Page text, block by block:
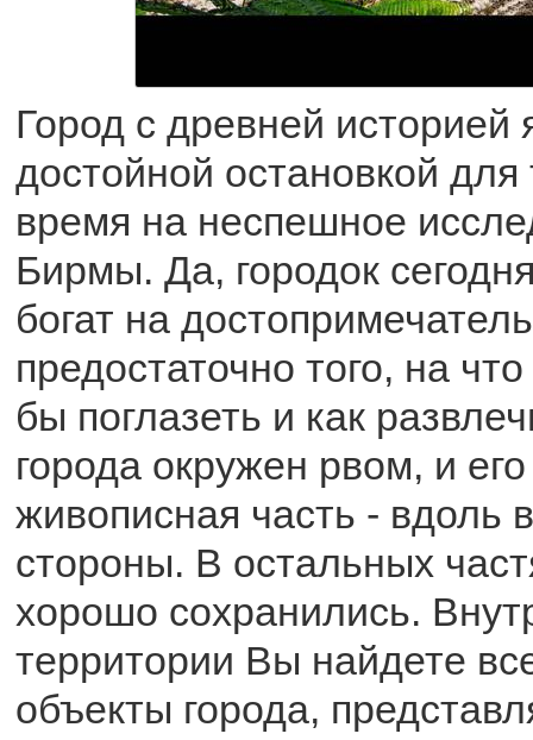
Город с древней историей
достойной остановкой для
время на неспешное
Бирмы. Да, городок
богат на
предостаточно того, на
бы поглазеть и как
города окружен рвом, и
живописная часть - вдоль
стороны. В остальных
хорошо сохранились.
территории Вы найдете
объекты города,